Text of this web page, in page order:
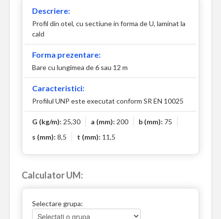
Descriere:
Profil din otel, cu sectiune in forma de U, laminat la
cald
Forma prezentare:
Bare cu lungimea de 6 sau 12 m
Caracteristici:
Profilul UNP este executat conform SR EN 10025
G (kg/m): 25,30 a (mm): 200 b (mm): 75
s (mm): 8,5 t (mm): 11,5
Calculator UM:
Selectare grupa: